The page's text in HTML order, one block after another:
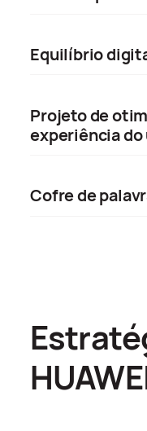
Equilíbrio
Projeto de
experiência
Cofre de